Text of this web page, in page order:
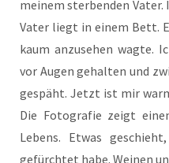
mei­nem ster­ben­den
Vater liegt in einem Bett.
kaum anzu­se­hen wag­te.
vor Augen gehal­ten und
ge­späht. Jetzt ist mir
Die Foto­gra­fie zeigt
Lebens. Etwas
gefürch­tet habe. Wei­nen